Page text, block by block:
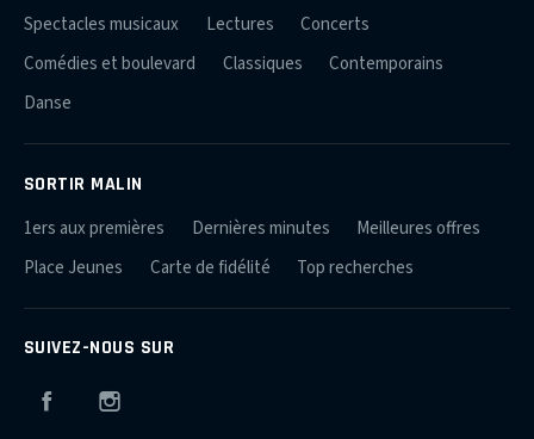
Spectacles musicaux
Lectures
Concerts
Comédies et boulevard
Classiques
Contemporains
Danse
SORTIR MALIN
1ers aux premières Dernières minutes
Meilleures offres
Place Jeunes
Carte de fidélité Top recherches
SUIVEZ-NOUS SUR
Facebook